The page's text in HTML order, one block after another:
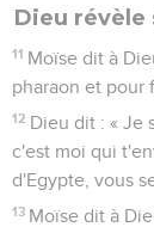
Dieu révèle
11 Moïse dit à
pharaon et pour
12 Dieu dit : « Je
c'est moi qui
d'Egypte, vous
13 Moïse dit à